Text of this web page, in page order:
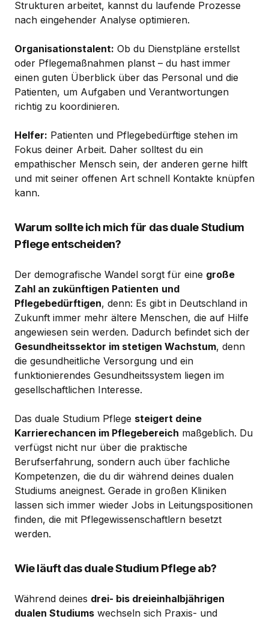
Strukturen arbeitet, kannst du laufende Prozesse
nach eingehender Analyse optimieren.
Organisationstalent: Ob du Dienstpläne erstellst
oder Pflegemaßnahmen planst – du hast immer
einen guten Überblick über das Personal und die
Patienten, um Aufgaben und Verantwortungen
richtig zu koordinieren.
Helfer: Patienten und Pflegebedürftige stehen im
Fokus deiner Arbeit. Daher solltest du ein
empathischer Mensch sein, der anderen gerne hilft
und mit seiner offenen Art schnell Kontakte knüpfen
kann.
Warum sollte ich mich für das duale Studium
Pflege entscheiden?
Der demografische Wandel sorgt für eine große
Zahl an zukünftigen Patienten und
Pflegebedürftigen, denn: Es gibt in Deutschland in
Zukunft immer mehr ältere Menschen, die auf Hilfe
angewiesen sein werden. Dadurch befindet sich der
Gesundheitssektor im stetigen Wachstum, denn
die gesundheitliche Versorgung und ein
funktionierendes Gesundheitssystem liegen im
gesellschaftlichen Interesse.
Das duale Studium Pflege steigert deine
Karrierechancen im Pflegebereich maßgeblich. Du
verfügst nicht nur über die praktische
Berufserfahrung, sondern auch über fachliche
Kompetenzen, die du dir während deines dualen
Studiums aneignest. Gerade in großen Kliniken
lassen sich immer wieder Jobs in Leitungspositionen
finden, die mit Pflegewissenschaftlern besetzt
werden.
Wie läuft das duale Studium Pflege ab?
Während deines drei- bis dreieinhalbjährigen
dualen Studiums wechseln sich Praxis- und